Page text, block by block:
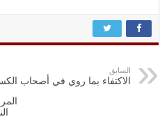
السابق
الاكتفاء بما روي في أصحاب